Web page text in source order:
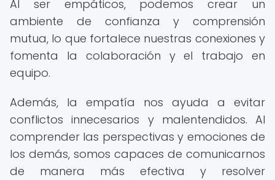
Al ser empáticos, podemos crear un
ambiente de confianza y comprensión
mutua, lo que fortalece nuestras conexiones y
fomenta la colaboración y el trabajo en
equipo.
Además, la empatía nos ayuda a evitar
conflictos innecesarios y malentendidos. Al
comprender las perspectivas y emociones de
los demás, somos capaces de comunicarnos
de manera más efectiva y resolver